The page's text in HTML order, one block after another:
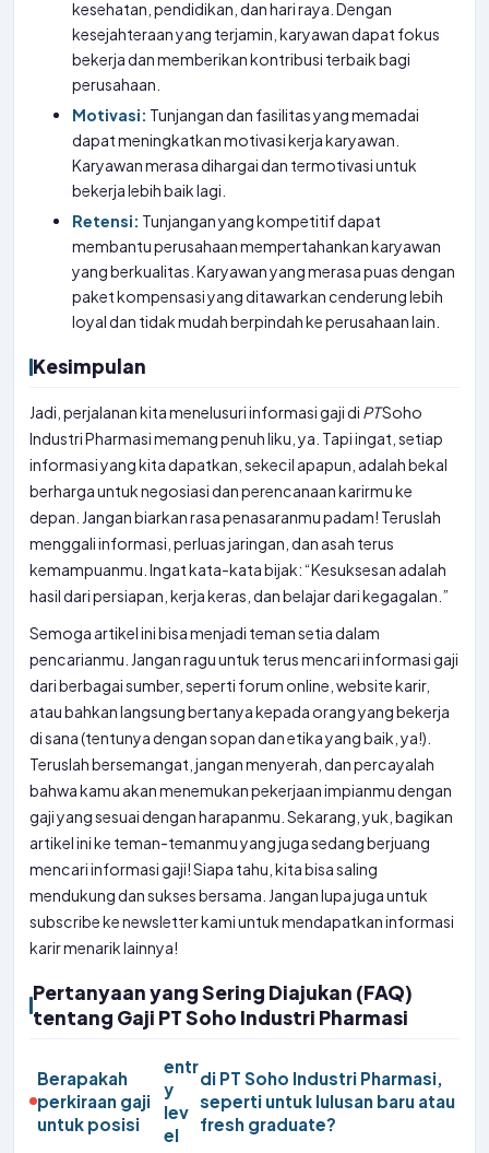
kesehatan, pendidikan, dan hari raya. Dengan
kesejahteraan yang terjamin, karyawan dapat fokus
bekerja dan memberikan kontribusi terbaik bagi
perusahaan.
Motivasi: Tunjangan dan fasilitas yang memadai
dapat meningkatkan motivasi kerja karyawan.
Karyawan merasa dihargai dan termotivasi untuk
bekerja lebih baik lagi.
Retensi: Tunjangan yang kompetitif dapat
membantu perusahaan mempertahankan karyawan
yang berkualitas. Karyawan yang merasa puas dengan
paket kompensasi yang ditawarkan cenderung lebih
loyal dan tidak mudah berpindah ke perusahaan lain.
Kesimpulan
Jadi, perjalanan kita menelusuri informasi gaji di PTSoho
Industri Pharmasi memang penuh liku, ya. Tapi ingat, setiap
informasi yang kita dapatkan, sekecil apapun, adalah bekal
berharga untuk negosiasi dan perencanaan karirmu ke
depan. Jangan biarkan rasa penasaranmu padam! Teruslah
menggali informasi, perluas jaringan, dan asah terus
kemampuanmu. Ingat kata-kata bijak: “Kesuksesan adalah
hasil dari persiapan, kerja keras, dan belajar dari kegagalan.”
Semoga artikel ini bisa menjadi teman setia dalam
pencarianmu. Jangan ragu untuk terus mencari informasi gaji
dari berbagai sumber, seperti forum online, website karir,
atau bahkan langsung bertanya kepada orang yang bekerja
di sana (tentunya dengan sopan dan etika yang baik, ya!).
Teruslah bersemangat, jangan menyerah, dan percayalah
bahwa kamu akan menemukan pekerjaan impianmu dengan
gaji yang sesuai dengan harapanmu. Sekarang, yuk, bagikan
artikel ini ke teman-temanmu yang juga sedang berjuang
mencari informasi gaji! Siapa tahu, kita bisa saling
mendukung dan sukses bersama. Jangan lupa juga untuk
subscribe ke newsletter kami untuk mendapatkan informasi
karir menarik lainnya!
Pertanyaan yang Sering Diajukan (FAQ)
tentang Gaji PT Soho Industri Pharmasi
Berapakah
perkiraan gaji
untuk posisi
entr
y
lev
el
di PT Soho Industri Pharmasi,
seperti untuk lulusan baru atau
fresh graduate?